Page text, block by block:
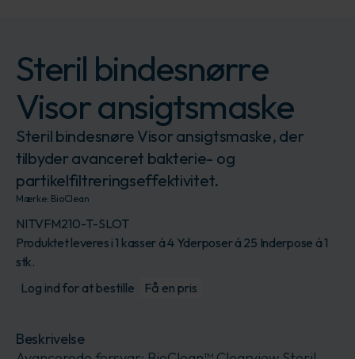
Steril bindesnørre
Visor ansigtsmaske
Steril bindesnøre Visor ansigtsmaske, der
tilbyder avanceret bakterie- og
partikelfiltreringseffektivitet.
Mærke: BioClean
NITVFM210-T-SLOT
Produktet leveres i 1 kasser á 4 Yderposer á 25 Inderpose á 1
stk.
Log ind for at bestille
Få en pris
Beskrivelse